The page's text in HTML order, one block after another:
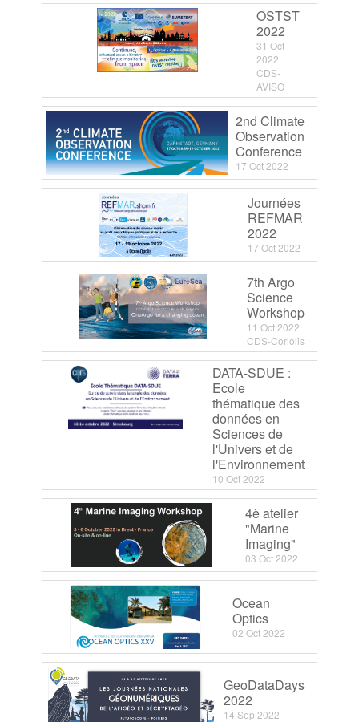
OSTST
2022
31 Oct
2022
CDS-
AVISO
2nd Climate
Observation
Conference
17 Oct 2022
Journées
REFMAR
2022
17 Oct 2022
7th Argo
Science
Workshop
11 Oct 2022
CDS-Coriolis
DATA-SDUE :
Ecole
thématique des
données en
Sciences de
l'Univers et de
l'Environnement
10 Oct 2022
4è atelier
"Marine
Imaging"
03 Oct 2022
Ocean
Optics
02 Oct 2022
GeoDataDays
2022
14 Sep 2022